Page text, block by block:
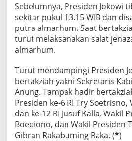
Sebelumnya, Presiden Jokowi
sekitar pukul 13.15 WIB dan
putra almarhum. Saat
turut melaksanakan salat
almarhum.
Turut mendampingi Presiden
bertakziah yakni Sekretaris
Anung. Tampak hadir
Presiden ke-6 RI Try Soetrisno,
dan ke-12 RI Jusuf Kalla, Wakil
Boediono, dan Wakil Presiden
Gibran Rakabuming Raka. (*)